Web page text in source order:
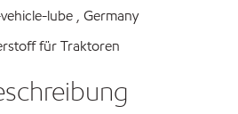
lube , Germany
für Traktoren